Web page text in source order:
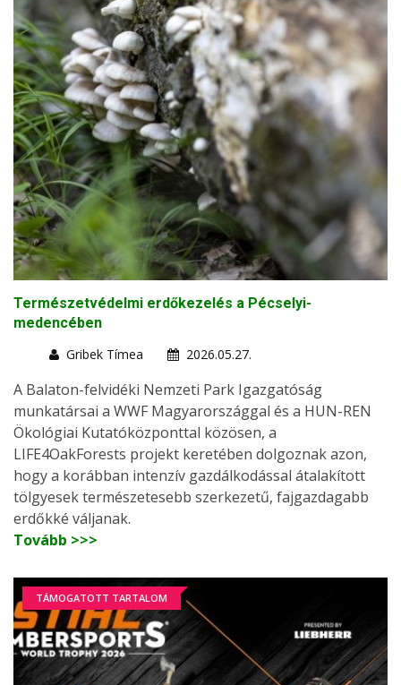
Természetvédelmi erdőkezelés a Pécselyi-
medencében
Gribek Tímea
2026.05.27.
A Balaton-felvidéki Nemzeti Park Igazgatóság
munkatársai a WWF Magyarországgal és a HUN-REN
Ökológiai Kutatóközponttal közösen, a
LIFE4OakForests projekt keretében dolgoznak azon,
hogy a korábban intenzív gazdálkodással átalakított
tölgyesek természetesebb szerkezetű, fajgazdagabb
erdőkké váljanak.
Tovább >>>
TÁMOGATOTT TARTALOM